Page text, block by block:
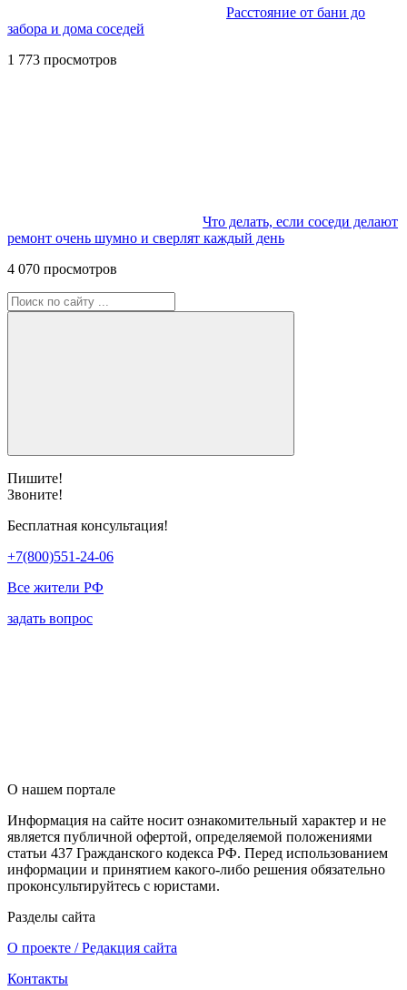
Расстояние от бани до
забора и дома соседей
1 773 просмотров
Что делать, если соседи делают
ремонт очень шумно и сверлят каждый день
4 070 просмотров
Пишите!
Звоните!
Бесплатная консультация!
+7(800)551-24-06
Все жители РФ
задать вопрос
О нашем портале
Информация на сайте носит ознакомительный характер и не
является публичной офертой, определяемой положениями
статьи 437 Гражданского кодекса РФ. Перед использованием
информации и принятием какого-либо решения обязательно
проконсультируйтесь с юристами.
Разделы сайта
О проекте / Редакция сайта
Контакты